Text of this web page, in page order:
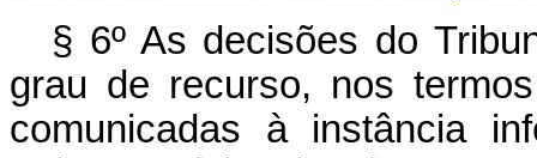
§ 6º As decisões do
grau ­de recurso, nos
comunicadas à instância